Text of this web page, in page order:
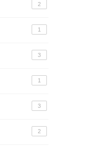
2
1
3
1
3
2